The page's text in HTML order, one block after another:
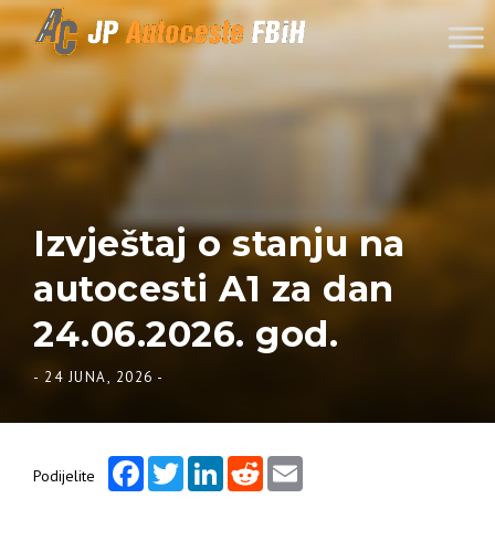
Skip to content
Izvještaj o stanju na
autocesti A1 za dan
24.06.2026. god.
- 24 JUNA, 2026 -
Podijelite
FacebookTwitterLinkedInReddit